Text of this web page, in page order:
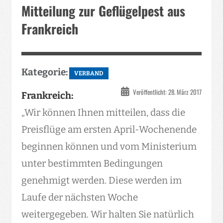
Mitteilung zur Geflügelpest aus
Frankreich
Kategorie: VERBAND
Veröffentlicht: 28. März 2017
Frankreich:
„Wir können Ihnen mitteilen, dass die
Preisflüge am ersten April-Wochenende
beginnen können und vom Ministerium
unter bestimmten Bedingungen
genehmigt werden. Diese werden im
Laufe der nächsten Woche
weitergegeben. Wir halten Sie natürlich